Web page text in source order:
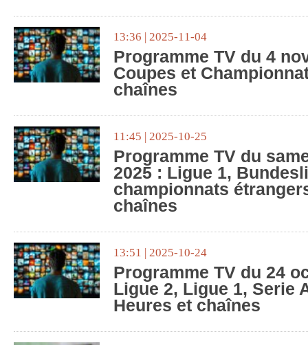
13:36 | 2025-11-04
Programme TV du 4
Coupes et
chaînes
11:45 | 2025-10-25
Programme TV du
2025 : Ligue 1,
championnats
chaînes
13:51 | 2025-10-24
Programme TV du 24
Ligue 2, Ligue 1, Serie
Heures et chaînes